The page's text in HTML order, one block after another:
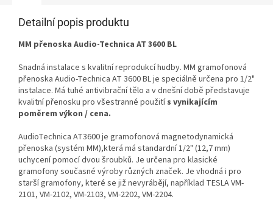
Detailní popis produktu
MM přenoska Audio-Technica AT 3600 BL
Snadná instalace s kvalitní reprodukcí hudby. MM gramofonová
přenoska Audio-Technica AT 3600 BL je speciálně určena pro 1/2"
instalace. Má tuhé antivibrační tělo a v dnešní době představuje
kvalitní přenosku pro všestranné použitís vynikajícím
poměrem výkon / cena.
AudioTechnica AT3600 je gramofonová magnetodynamická
přenoska (systém MM),která má standardní 1/2" (12,7 mm)
uchycení pomocí dvou šroubků. Je určena pro klasické
gramofony současné výroby různých značek. Je vhodná i pro
starší gramofony, které se již nevyrábějí, například TESLA VM-
2101, VM-2102, VM-2103, VM-2202, VM-2204.